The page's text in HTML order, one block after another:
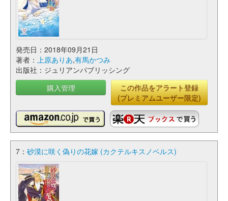
発売日：2018年09月21日
著者： 上原ありあ,有馬かつみ
出版社：ジュリアンパブリッシング
購入管理
この作品をアラート登録
(プレミアムユーザー限定)
7： 砂漠に咲く偽りの花嫁 (カクテルキスノベルス)